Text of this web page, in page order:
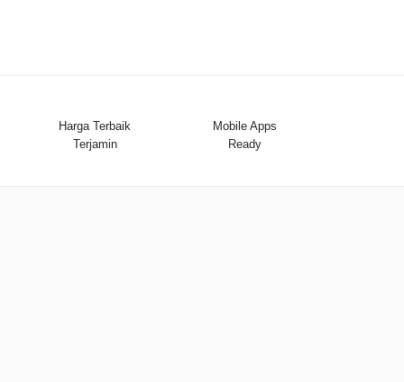
Harga Terbaik
Terjamin
Mobile Apps
Ready